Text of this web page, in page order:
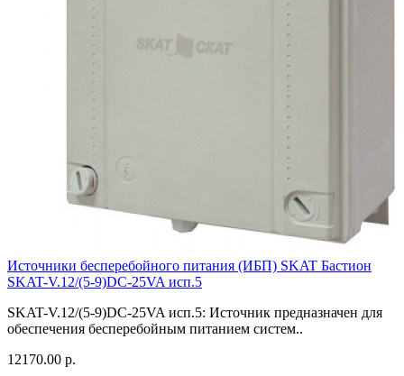
Источники бесперебойного питания (ИБП) SKAT Бастион
SKAT-V.12/(5-9)DC-25VA исп.5
SKAT-V.12/(5-9)DC-25VA исп.5: Источник предназначен для
обеспечения бесперебойным питанием систем..
12170.00 р.